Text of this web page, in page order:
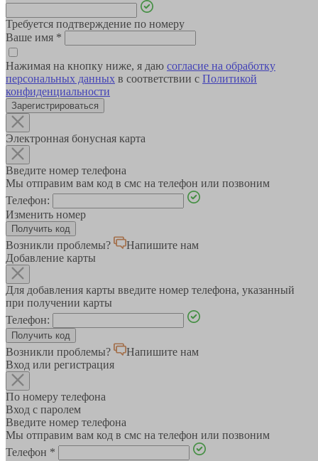
Требуется подтверждение по номеру
Ваше имя *
Нажимая на кнопку ниже, я даю согласие на обработку
персональных данных в соответствии с Политикой
конфиденциальности
Зарегистрироваться
Электронная бонусная карта
Введите номер телефона
Мы отправим вам код в смс на телефон или позвоним
Телефон:
Изменить номер
Возникли проблемы?
Напишите нам
Добавление карты
Для добавления карты введите номер телефона, указанный
при получении карты
Телефон:
Возникли проблемы?
Напишите нам
Вход или регистрация
По номеру телефона
Вход с паролем
Введите номер телефона
Мы отправим вам код в смс на телефон или позвоним
Телефон *